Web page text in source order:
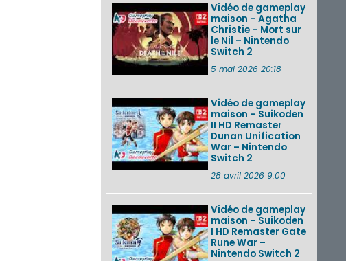
Vidéo de gameplay
maison – Agatha
Christie – Mort sur
le Nil – Nintendo
Switch 2
5 mai 2026 20:18
Vidéo de gameplay
maison – Suikoden
II HD Remaster
Dunan Unification
War – Nintendo
Switch 2
28 avril 2026 9:00
Vidéo de gameplay
maison – Suikoden
I HD Remaster Gate
Rune War –
Nintendo Switch 2